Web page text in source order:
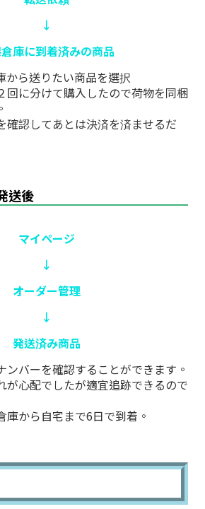
↓
庫に到着済みの商品
から送りたい商品を選択
回に分けて購入したので荷物を同梱
確認してあとは決済を済ませるだ
送後
マイページ
↓
オーダー管理
↓
発送済み商品
ンバーを確認することができます。
が心配でしたが適宜追跡できるので
庫から自宅まで6日で到着。